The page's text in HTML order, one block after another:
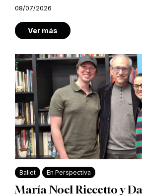
08/07/2026
Ver más
Ballet En Perspectiva
María Noel Riccetto y